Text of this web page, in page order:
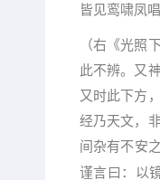
皆见鸾啸凤
（右《光照
此不辨。又
又时此下方
经乃天文，
间杂有不安
谨言曰：以